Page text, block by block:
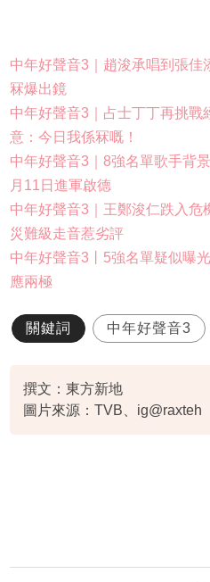
中年好聲音3｜趙浚承唱到張佳
冧爆出鏡
中年好聲音3｜占士丁丁再挑戰
意：今日我係冧嘅！
中年好聲音3｜8強名單歌手背
月11日進軍啟德
中年好聲音3｜王鄭浚仁跌入危
災難級走音惹劣評
中年好聲音3丨5強名單疑似曝
應兩極
關鍵詞 中年好聲音3
撰文：東方新地
圖片來源：TVB、ig@raxteh